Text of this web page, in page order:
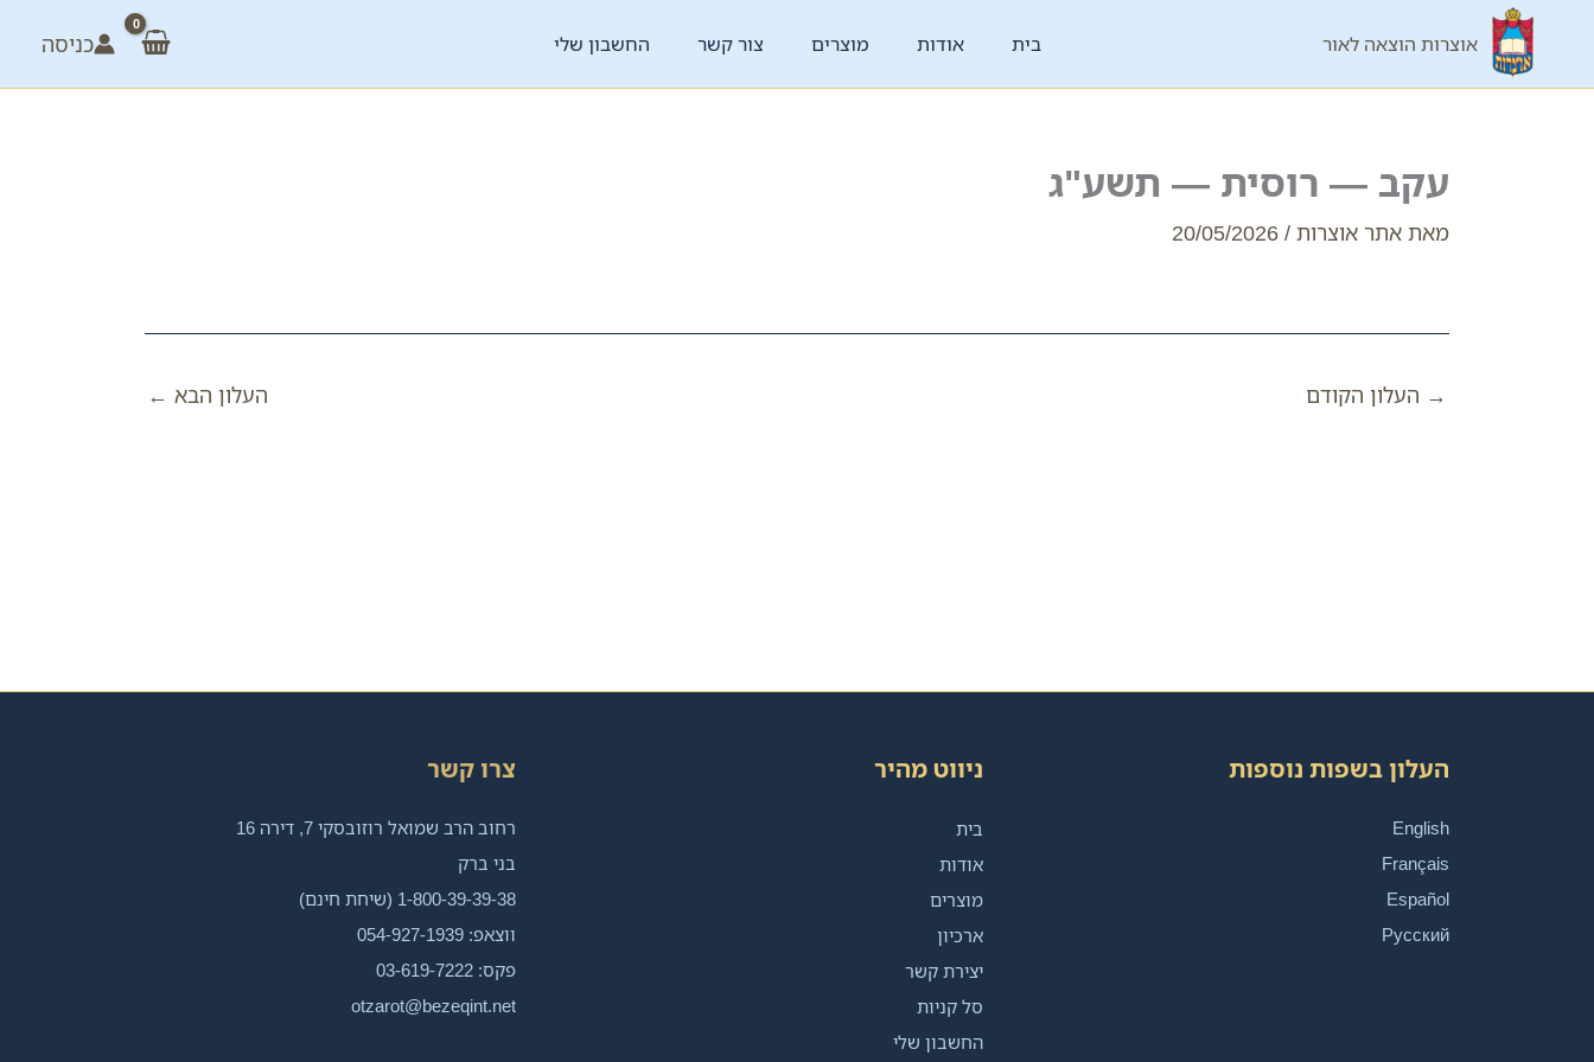
אוצרות הוצאה לאור בית אודות מוצרים צור קשר החשבון שלי כניסה
עקב — רוסית — תשע"ג
מאת אתר אוצרות /
20/05/2026
→ העלון הקודם העלון הבא ←
העלון בשפות נוספות
English
Français
Español
Русский
ניווט מהיר
בית
אודות
מוצרים
ארכיון
יצירת קשר
סל קניות
החשבון שלי
צרו קשר
רחוב הרב שמואל רוזובסקי 7, דירה 16
בני ברק
1-800-39-39-38 (שיחת חינם)
ווצאפ: 054-927-1939
פקס: 03-619-7222
otzarot@bezeqint.net